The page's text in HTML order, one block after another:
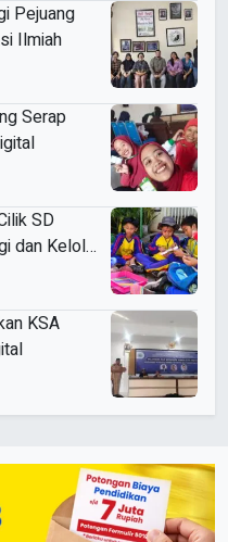
Pejuang
Ilmiah
Serap
SD
dan Kelola
KSA